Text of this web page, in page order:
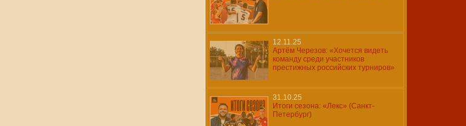
12.11.25
Артём Черезов: «Хочется видеть
команду среди участников
престижных российских турниров»
31.10.25
Итоги сезона: «Лекс» (Санкт-
Петербург)